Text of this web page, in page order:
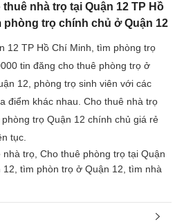
nhà trọ tại Quận 12 TP Hồ
phòng trọ chính chủ ở Quận 12
12 TP Hồ Chí Minh, tìm phòng trọ
tin đăng cho thuê phòng trọ ở
12, phòng trọ sinh viên với các
điểm khác nhau. Cho thuê nhà trọ
trọ Quận 12 chính chủ giá rẻ
tục.
trọ, Cho thuê phòng trọ tại Quận
tìm phòn trọ ở Quận 12, tìm nhà